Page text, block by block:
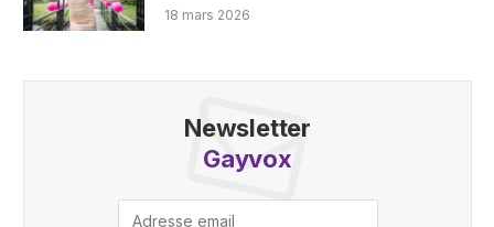
18 mars 2026
Newsletter
Gayvox